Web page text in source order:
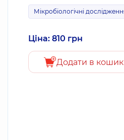
Мікробіологічні
Ціна: 810 грн
Додати в кошик